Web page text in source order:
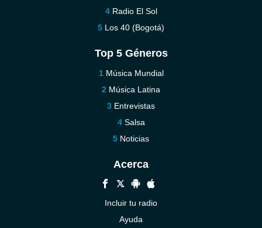
Radio El Sol
Los 40 (Bogotá)
Top 5 Géneros
Música Mundial
Música Latina
Entrevistas
Salsa
Noticias
Acerca
Incluir tu radio
Ayuda